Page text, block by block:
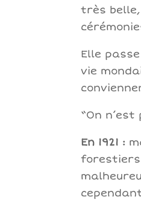
très
Elle
vie
“On
En 1921 :